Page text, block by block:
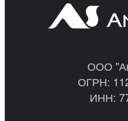
ООО
ОГРН:
ИНН: